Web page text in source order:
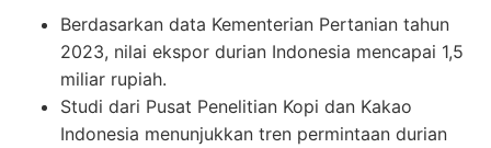
Berdasarkan data Kementerian Pertanian tahun
2023, nilai ekspor durian Indonesia mencapai 1,5
miliar rupiah.
Studi dari Pusat Penelitian Kopi dan Kakao
Indonesia menunjukkan tren permintaan durian